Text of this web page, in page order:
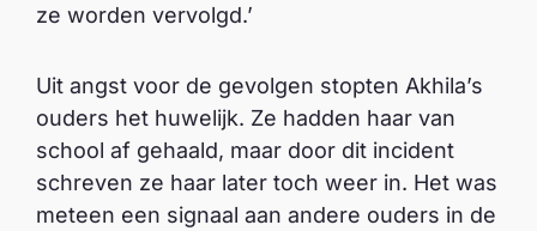
ze worden vervolgd.’
Uit angst voor de gevolgen stopten Akhila’s
ouders het huwelijk. Ze hadden haar van
school af gehaald, maar door dit incident
schreven ze haar later toch weer in. Het was
meteen een signaal aan andere ouders in de